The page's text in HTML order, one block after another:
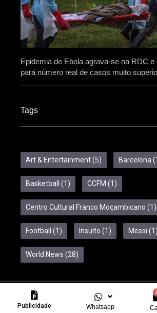
Publicidade Whatsapp
Epidemia de Ebola agrava-se na RDC
para número real de casos muito
Tags
Art & Entertainment(5) Barcelona
Basketball (1) CCFM (1)
Centro Cultural Franco Moçambicano (1)
Football (1) Insulto (1) Messi (1)
World News (28)
Copyright © 2024 Feelcom. All Rights